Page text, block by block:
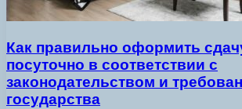
Как правильно оформить
посуточно в соответствии с
законодательством и
государства